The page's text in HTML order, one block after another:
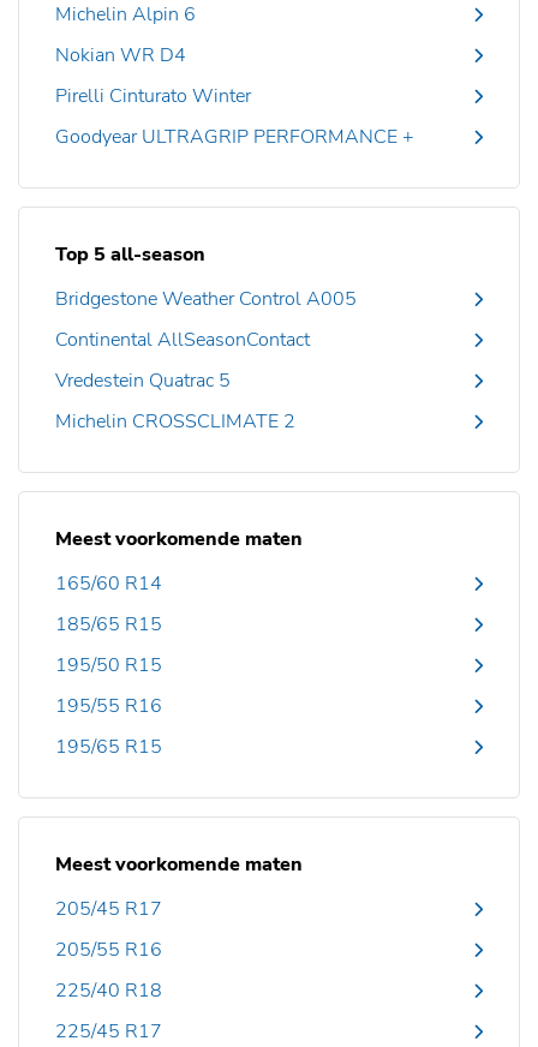
Michelin Alpin 6
Nokian WR D4
Pirelli Cinturato Winter
Goodyear ULTRAGRIP PERFORMANCE +
Top 5 all-season
Bridgestone Weather Control A005
Continental AllSeasonContact
Vredestein Quatrac 5
Michelin CROSSCLIMATE 2
Meest voorkomende maten
165/60 R14
185/65 R15
195/50 R15
195/55 R16
195/65 R15
Meest voorkomende maten
205/45 R17
205/55 R16
225/40 R18
225/45 R17